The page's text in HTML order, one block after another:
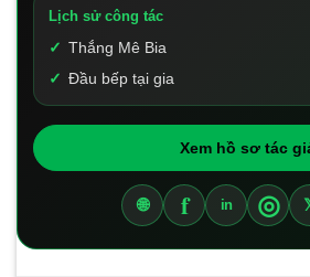
Lịch sử công tác
Thắng Mê Bia
Đầu bếp tại gia
Xem hồ sơ tác
🌐 f in ◎